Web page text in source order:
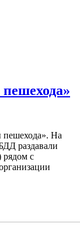
пешехода». На
раздавали
рядом с